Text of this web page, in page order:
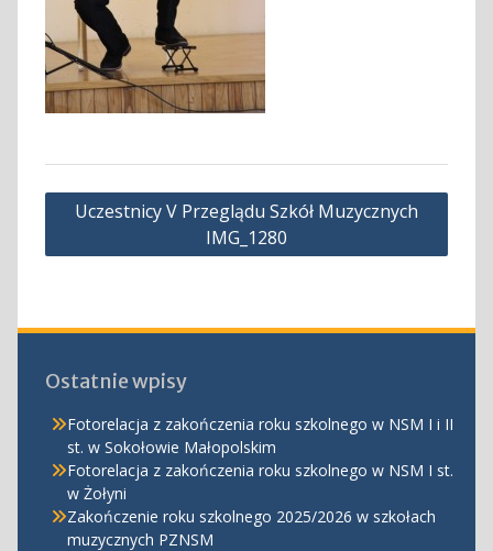
Nawigacja
Uczestnicy V Przeglądu Szkół Muzycznych
IMG_1280
Ostatnie wpisy
Fotorelacja z zakończenia roku szkolnego w NSM I i II
st. w Sokołowie Małopolskim
Fotorelacja z zakończenia roku szkolnego w NSM I st.
w Żołyni
Zakończenie roku szkolnego 2025/2026 w szkołach
muzycznych PZNSM